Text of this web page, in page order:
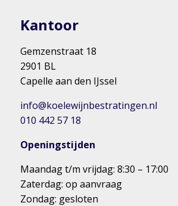
Kantoor
Gemzenstraat 18
2901 BL
Capelle aan den IJssel
info@koelewijnbestratingen.nl
010 442 57 18
Openingstijden
Maandag t/m vrijdag: 8:30 – 17:00
Zaterdag: op aanvraag
Zondag: gesloten